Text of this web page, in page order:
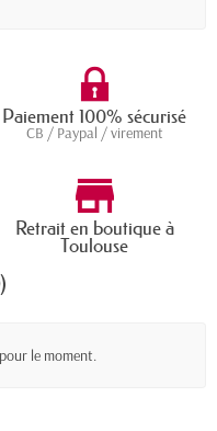
Paiement 100% sécurisé
CB / Paypal / virement
Retrait en boutique à
Toulouse
le moment.